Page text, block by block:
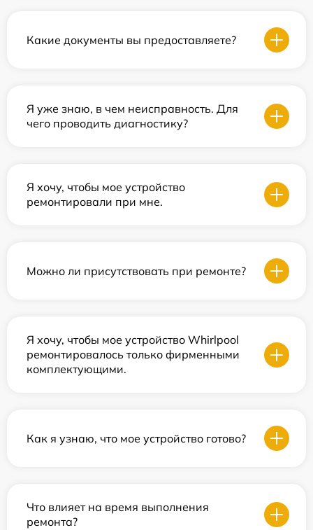
Какие документы вы предоставляете?
Я уже знаю, в чем неисправность. Для
чего проводить диагностику?
Я хочу, чтобы мое устройство
ремонтировали при мне.
Можно ли присутствовать при ремонте?
Я хочу, чтобы мое устройство Whirlpool
ремонтировалось только фирменными
комплектующими.
Как я узнаю, что мое устройство готово?
Что влияет на время выполнения
ремонта?